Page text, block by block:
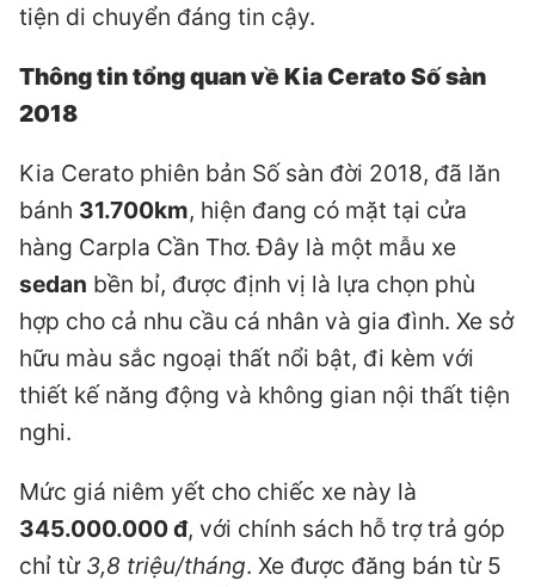
tiện di chuyển đáng tin cậy.
Thông tin tổng quan về Kia Cerato Số sàn
2018
Kia Cerato phiên bản Số sàn đời 2018, đã lăn
bánh 31.700km, hiện đang có mặt tại cửa
hàng Carpla Cần Thơ. Đây là một mẫu xe
sedan bền bỉ, được định vị là lựa chọn phù
hợp cho cả nhu cầu cá nhân và gia đình. Xe sở
hữu màu sắc ngoại thất nổi bật, đi kèm với
thiết kế năng động và không gian nội thất tiện
nghi.
Mức giá niêm yết cho chiếc xe này là
345.000.000 đ, với chính sách hỗ trợ trả góp
chỉ từ 3,8 triệu/tháng. Xe được đăng bán từ 5